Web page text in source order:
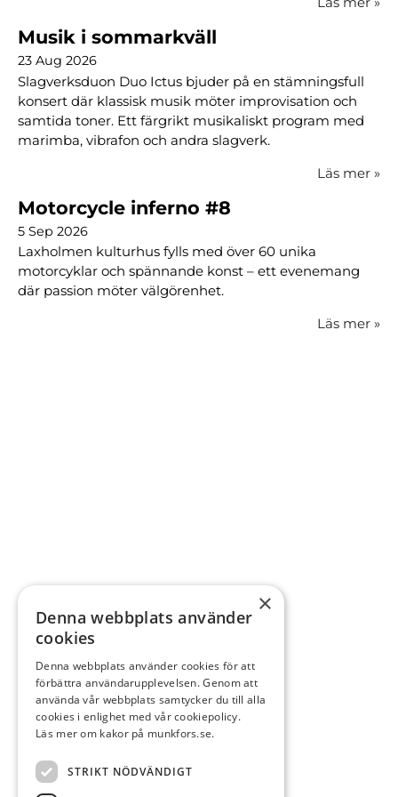
Musik i sommarkväll
23 Aug 2026
Slagverksduon Duo Ictus bjuder på en stämningsfull
konsert där klassisk musik möter improvisation och
samtida toner. Ett färgrikt musikaliskt program med
marimba, vibrafon och andra slagverk.
Läs mer »
Motorcycle inferno #8
5 Sep 2026
Laxholmen kulturhus fylls med över 60 unika
motorcyklar och spännande konst – ett evenemang
där passion möter välgörenhet.
Läs mer »
×
Denna webbplats använder
cookies
Denna webbplats använder cookies för att
förbättra användarupplevelsen. Genom att
använda vår webbplats samtycker du till alla
cookies i enlighet med vår cookiepolicy.
Läs mer om kakor på munkfors.se.
STRIKT NÖDVÄNDIGT